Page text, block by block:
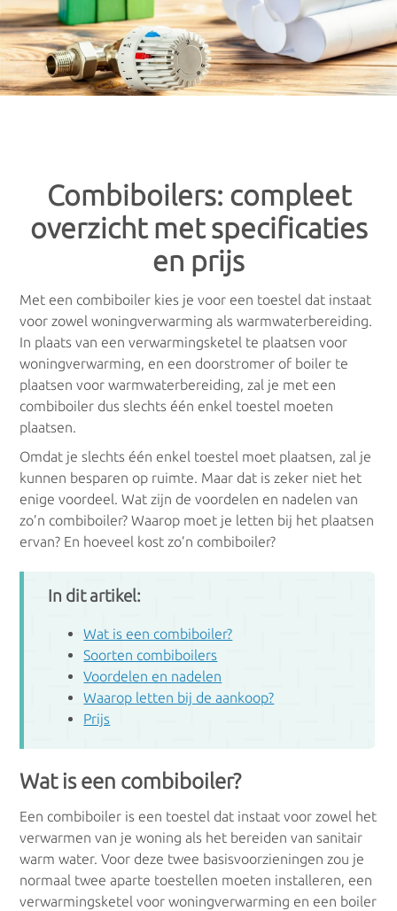
×
Verwarming
Stookolieketels
Combiketels
CV-ketels
Condensatieketels
Gascondensatieketels
Oliecondensatieketels
Vloerverwarming
Luchtverwarming
Plafondverwarming
Radiatoren
×
Gratis offertes: Vergelijk prijzen voor
woningverwarming
De keuze aan verwarmingstoestellen is heel uitgebreid, waardoor
je als consument al snel het overzicht verliest. Geen idee welk
van hen ontvangt, en maak zelf de keuze.
Alle offertes zijn volledig gratis en vrijblijvend.
Combiboilers: compleet
overzicht met specificaties
en prijs
Met een combiboiler kies je voor een toestel dat instaat
voor zowel woningverwarming als warmwaterbereiding.
In plaats van een verwarmingsketel te plaatsen voor
woningverwarming, en een doorstromer of boiler te
plaatsen voor warmwaterbereiding, zal je met een
combiboiler dus slechts één enkel toestel moeten
plaatsen.
Omdat je slechts één enkel toestel moet plaatsen, zal je
kunnen besparen op ruimte. Maar dat is zeker niet het
enige voordeel. Wat zijn de voordelen en nadelen van
zo’n combiboiler? Waarop moet je letten bij het plaatsen
ervan? En hoeveel kost zo’n combiboiler?
In dit artikel:
Wat is een combiboiler?
Soorten combiboilers
Voordelen en nadelen
Waarop letten bij de aankoop?
Prijs
Wat is een combiboiler?
Een combiboiler is een toestel dat instaat voor zowel het
verwarmen van je woning als het bereiden van sanitair
warm water. Voor deze twee basisvoorzieningen zou je
normaal twee aparte toestellen moeten installeren, een
verwarmingsketel voor woningverwarming en een boiler